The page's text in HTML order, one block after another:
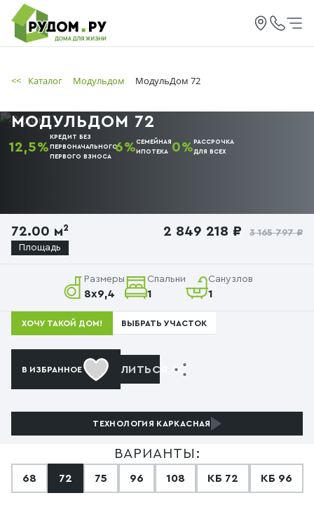
<< Каталог Модульдом МодульДом 72
МОДУЛЬДОМ 72
12,5%
КРЕДИТ БЕЗ
ПЕРВОНАЧАЛЬНОГО
ПЕРВОГО ВЗНОСА
6%СЕМЕЙНАЯ
ИПОТЕКА
0%РАССРОЧКА
ДЛЯ ВСЕХ
72.00 м²
Площадь
2 849 218 ₽ 3 165 797 ₽
Размеры
8x9,4
Спальни
1
Санузлов
1
ХОЧУ ТАКОЙ ДОМ! ВЫБРАТЬ УЧАСТОК
В ИЗБРАННОЕ ПОДЕЛИТЬСЯ
ТЕХНОЛОГИЯ КАРКАСНАЯ
ВАРИАНТЫ:
68 72 75 96 108 КБ 72 КБ 96